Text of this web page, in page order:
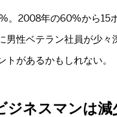
。2008年の60%から15
男性ベテラン社員が少々
があるかもしれない。
ジネスマンは減